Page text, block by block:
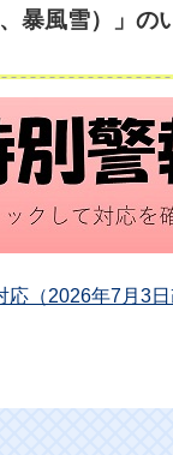
暴風雪）」の
（2026年7月3日